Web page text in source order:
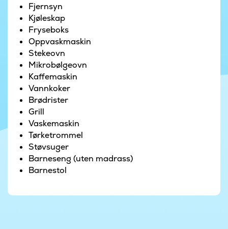
Innendørs er det et herlig 23 m2 stort basseng
med vannsklie og ekstra kraftig
motstrømsanlegg. Dere kan også nyte varmen i
boblebadet eller badstuen, som også kan brukes
som infrarød badstue. Hvis dere er mer glade i
frisk luft, er det fra bassenget adgang til et
utendørs spaområde. Her kan dere titte på
stjernehimmelen fra det varme boblebadet, og
om sommeren ta en dusj i utedusjen.
På aktivitetsrommet kan dere slappe av i den
hyggelige hjørnebaren, konkurrere i enten
biljard, lufthockey, bordtennis eller bordfotball,
spille PlayStation i sofagruppen eller leke på den
hyggelige hemsen. Ribbeveggen og
innendørstrening, bevegelse og lek. Fra baren
Fjernsyn
Kjøleskap
Fryseboks
Oppvaskmaskin
Stekeovn
Mikrobølgeovn
Kaffemaskin
Vannkoker
Brødrister
Grill
Vaskemaskin
Tørketrommel
Støvsuger
Barneseng (uten madrass)
Barnestol